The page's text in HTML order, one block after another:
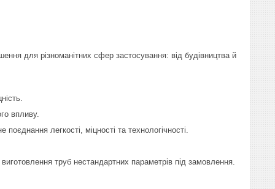
для різноманітних сфер застосування: від будівництва й
впливу.
легкості, міцності та технологічності.
труб нестандартних параметрів під замовлення.